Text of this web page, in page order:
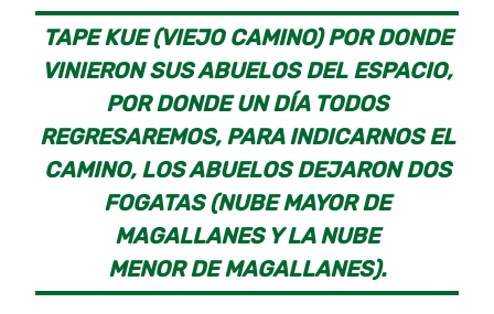
TAPE KUE (VIEJO CAMINO) POR DONDE
VINIERON SUS ABUELOS DEL ESPACIO,
POR DONDE UN DÍA TODOS
REGRESAREMOS, PARA INDICARNOS EL
CAMINO, LOS ABUELOS DEJARON DOS
FOGATAS (NUBE MAYOR DE
MAGALLANES Y LA NUBE
MENOR DE MAGALLANES).